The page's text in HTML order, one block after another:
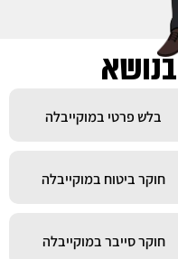
בלש פרטי במוקייבלה
חוקר ביטוח במוקייבלה
חוקר סייבר במוקייבלה